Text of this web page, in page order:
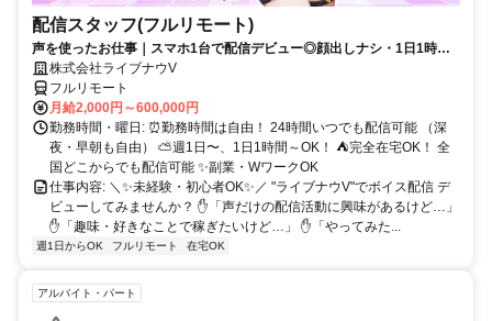
配信スタッフ(フルリモート)
声を使ったお仕事｜スマホ1台で配信デビュー◎顔出しナシ・1日1時間
～OK♪
株式会社ライブナウV
フルリモート
月給2,000円～600,000円
勤務時間・曜日: ⏰勤務時間は自由！ 24時間いつでも配信可能 （深
夜・早朝も自由） ⛅週1日〜、1日1時間～OK！ ⛺完全在宅OK！ 全
国どこからでも配信可能 ✨副業・WワークOK
仕事内容: ＼✨未経験・初心者OK✨／ "ライブナウV"でボイス配信 デ
ビューしてみませんか？ ✋「声だけの配信活動に興味があるけど…」
✋「趣味・好きなことで稼ぎたいけど…」 ✋「やってみた...
週1日からOK フルリモート 在宅OK
アルバイト・パート